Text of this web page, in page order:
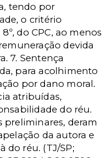
tendo por
o critério
do CPC, ao menos
devida
7. Sentença
para acolhimento
por dano moral.
atribuídas,
do réu.
preliminares, deram
da autora e
do réu. (TJ/SP;